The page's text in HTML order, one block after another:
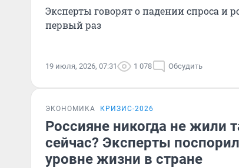
Эксперты говорят о падении спроса и
первый раз
19 июля, 2026, 07:31 1 078 Обсудить
ЭКОНОМИКА КРИЗИС-2026
Россияне никогда не жили
сейчас? Эксперты
уровне жизни в стране